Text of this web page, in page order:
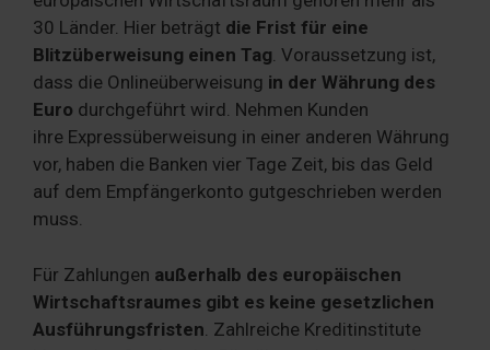
30 Länder. Hier beträgt die Frist für eine
Blitzüberweisung einen Tag. Voraussetzung ist,
dass die Onlineüberweisung in der Währung des
Euro durchgeführt wird. Nehmen Kunden
ihre Expressüberweisung in einer anderen Währung
vor, haben die Banken vier Tage Zeit, bis das Geld
auf dem Empfängerkonto gutgeschrieben werden
muss.
Für Zahlungen außerhalb des europäischen
Wirtschaftsraumes gibt es keine gesetzlichen
Ausführungsfristen . Zahlreiche Kreditinstitute